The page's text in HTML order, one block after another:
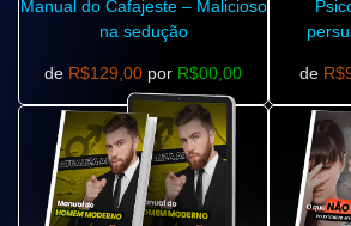
Manual do Cafajeste – Malicioso
na sedução
de R$129,00 por R$00,00 de